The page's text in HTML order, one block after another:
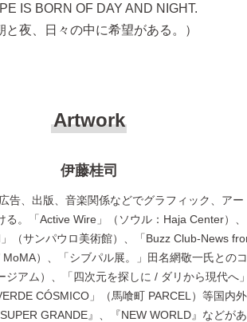
IS BORN OF DAY AND NIGHT.
と夜、日々の中に希望がある。）
Artwork
伊藤桂司
告、出版、音楽関係などでグラフィック、アー
る。「Active Wire」（ソウル：Haja Center）、
」（サンパウロ美術館）、「Buzz Club-News
MoMA）、「シブパル展。」田名網敬一氏との
ジアム）、「四次元を探しに / ダリから現代へ
CÓSMICO」（馬喰町 PARCEL）等国内
GRANDE』、『NEW WORLD』などが